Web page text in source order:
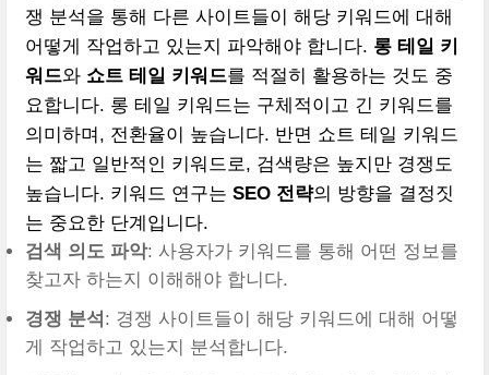
쟁 분석을 통해 다른 사이트들이 해당 키워드에 대해
어떻게 작업하고 있는지 파악해야 합니다. 롱 테일 키
워드와 쇼트 테일 키워드를 적절히 활용하는 것도 중
요합니다. 롱 테일 키워드는 구체적이고 긴 키워드를
의미하며, 전환율이 높습니다. 반면 쇼트 테일 키워드
는 짧고 일반적인 키워드로, 검색량은 높지만 경쟁도
높습니다. 키워드 연구는 SEO 전략의 방향을 결정짓
는 중요한 단계입니다.
검색 의도 파악: 사용자가 키워드를 통해 어떤 정보를
찾고자 하는지 이해해야 합니다.
경쟁 분석 : 경쟁 사이트들이 해당 키워드에 대해 어떻
게 작업하고 있는지 분석합니다.